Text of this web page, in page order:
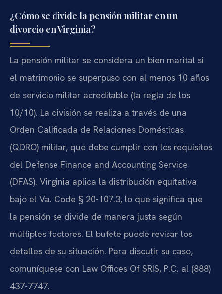
¿Cómo se divide la pensión militar en un
divorcio en Virginia?
La pensión militar se considera un bien marital si
el matrimonio se superpuso con al menos 10 años
de servicio militar acreditable (la regla de los
10/10). La división se realiza a través de una
Orden Calificada de Relaciones Domésticas
(QDRO) militar, que debe cumplir con los requisitos
del Defense Finance and Accounting Service
(DFAS). Virginia aplica la distribución equitativa
bajo el Va. Code § 20-107.3, lo que significa que
la pensión se divide de manera justa según
múltiples factores. El bufete puede revisar los
detalles de su situación. Para discutir su caso,
comuníquese con Law Offices Of SRIS, P.C. al (888)
437-7747.